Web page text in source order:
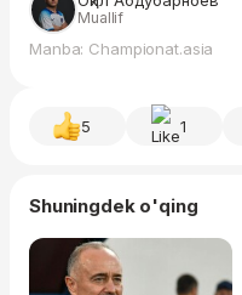
Muallif
Manba: Championat.asia
5 1
Shuningdek o'qing